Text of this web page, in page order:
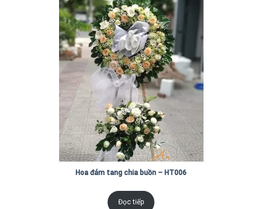
Hoa đám tang chia buồn – HT006
Đọc tiếp